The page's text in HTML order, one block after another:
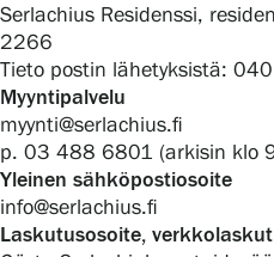
Gösta Serlachiuksen taidesäätiö
Yhteystiedot
Ravintola Gösta
Serlachius Residenssi,
2266
Tieto postin lähetyksistä:
Myyntipalvelu
myynti@serlachius.fi
p. 03 488 6801 (arkisin klo
Yleinen sähköpostiosoite
info@serlachius.fi
Laskutusosoite, verkkolaskut